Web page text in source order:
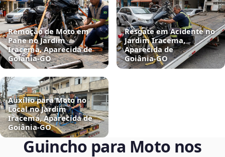
Remoção de Moto em
Pane no Jardim
Iracema, Aparecida de
Goiânia‑GO
Resgate em Acidente no
Jardim Iracema,
Aparecida de
Goiânia‑GO
Auxílio para Moto no
Local no Jardim
Iracema, Aparecida de
Goiânia‑GO
Guincho para Moto nos